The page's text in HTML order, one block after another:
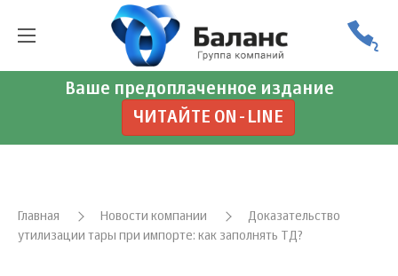
Ваше предоплаченное издание
ЧИТАЙТЕ ON-LINE
Главная Новости компании
Доказательство
утилизации тары при импорте: как заполнять ТД?